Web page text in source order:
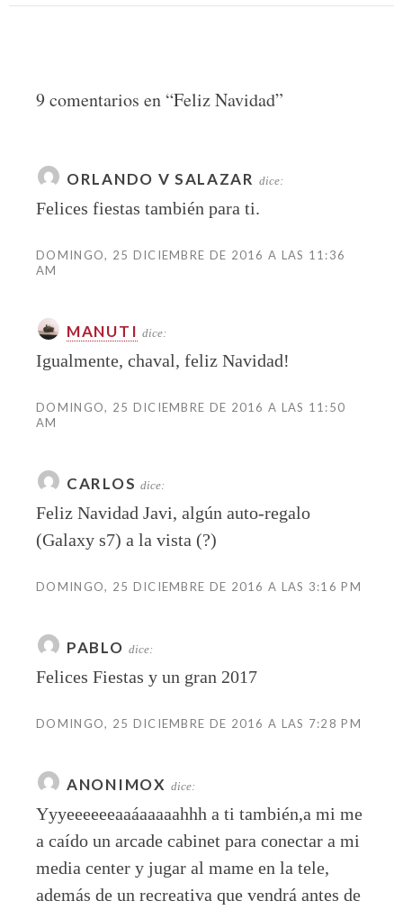
9 comentarios en “Feliz Navidad”
ORLANDO V SALAZAR dice:
Felices fiestas también para ti.
DOMINGO, 25 DICIEMBRE DE 2016 A LAS 11:36
AM
MANUTI dice:
Igualmente, chaval, feliz Navidad!
DOMINGO, 25 DICIEMBRE DE 2016 A LAS 11:50
AM
CARLOS dice:
Feliz Navidad Javi, algún auto-regalo
(Galaxy s7) a la vista (?)
DOMINGO, 25 DICIEMBRE DE 2016 A LAS 3:16 PM
PABLO dice:
Felices Fiestas y un gran 2017
DOMINGO, 25 DICIEMBRE DE 2016 A LAS 7:28 PM
ANONIMOX dice:
Yyyeeeeeeaaáaaaaahhh a ti también,a mi me
a caído un arcade cabinet para conectar a mi
media center y jugar al mame en la tele,
además de un recreativa que vendrá antes de